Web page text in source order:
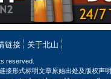
链接 关于北山
reserved.
接形式标明文章原始出处及版权声